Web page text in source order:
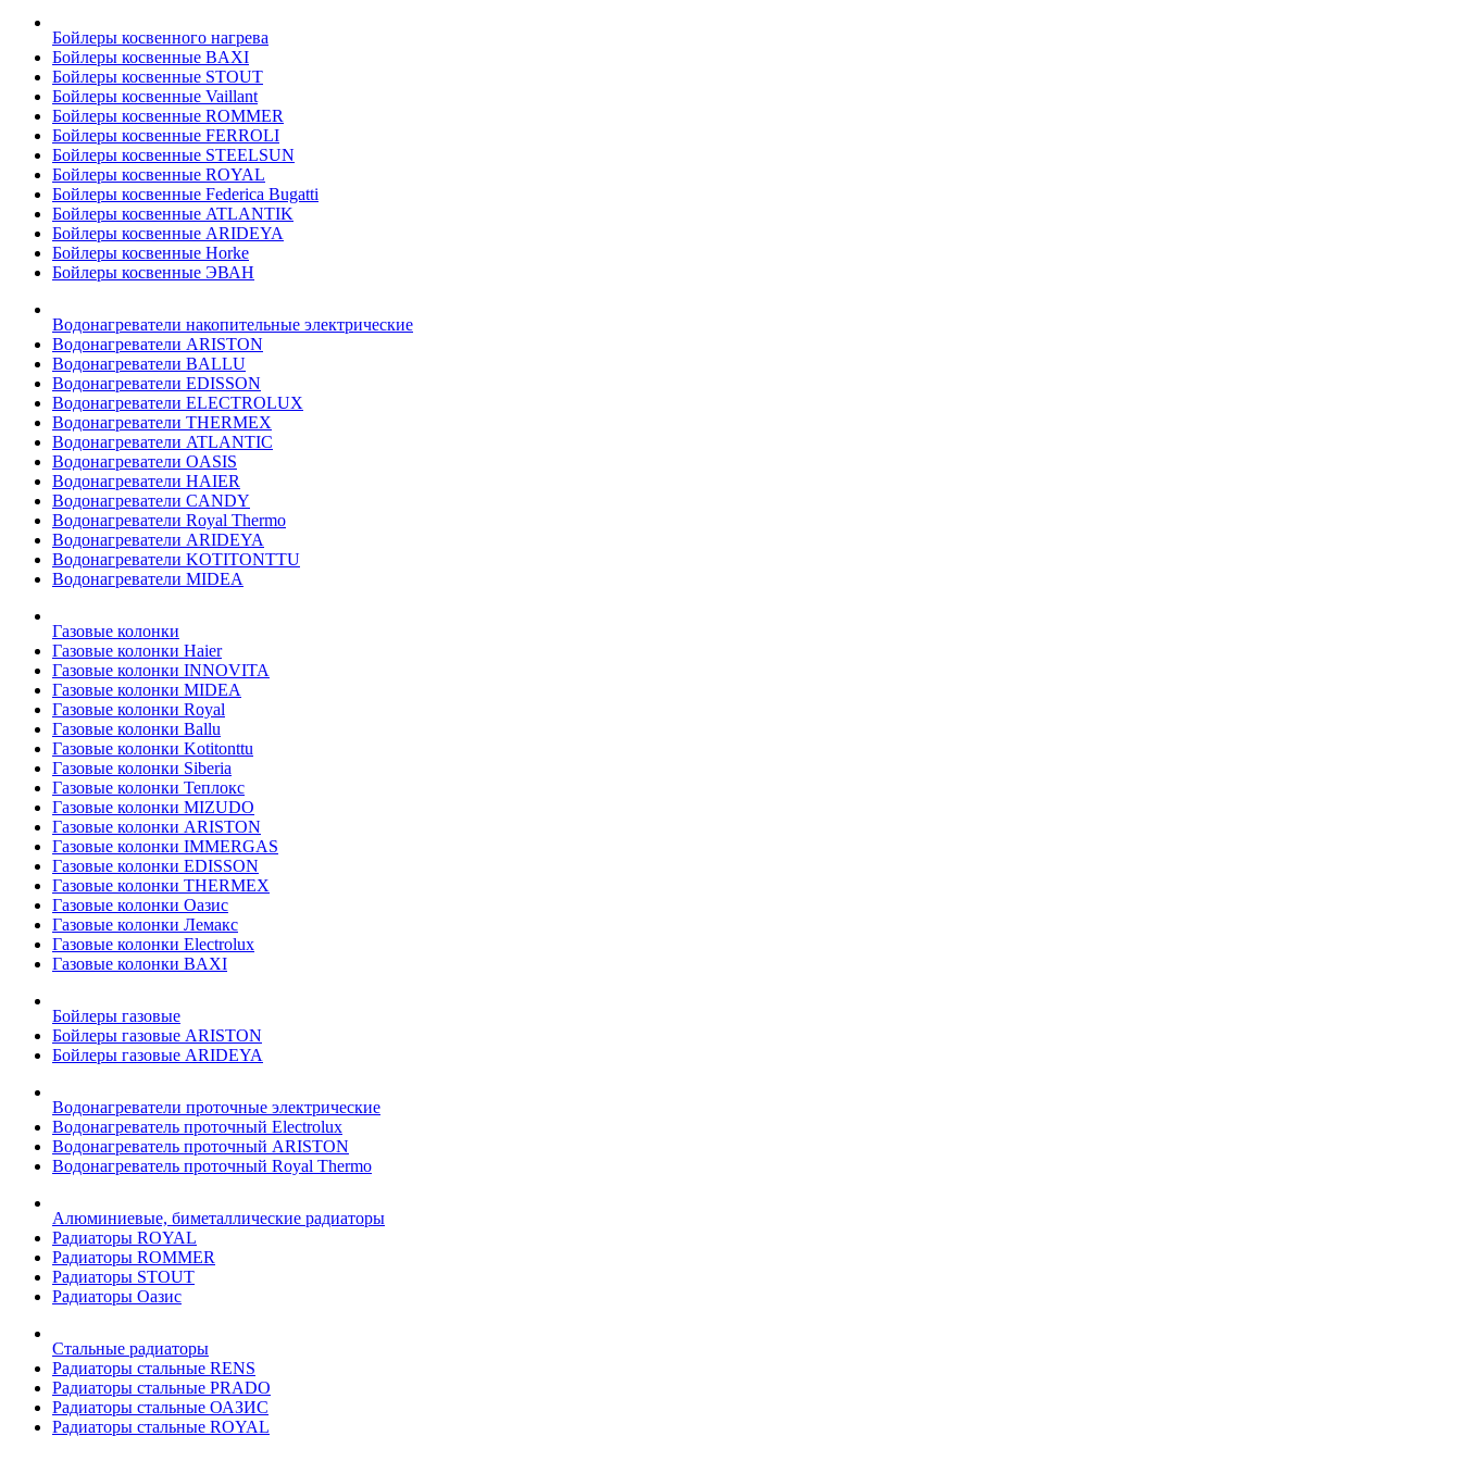
Бойлеры косвенного нагрева
Бойлеры косвенные BAXI
Бойлеры косвенные STOUT
Бойлеры косвенные Vaillant
Бойлеры косвенные ROMMER
Бойлеры косвенные FERROLI
Бойлеры косвенные STEELSUN
Бойлеры косвенные ROYAL
Бойлеры косвенные Federica Bugatti
Бойлеры косвенные ATLANTIK
Бойлеры косвенные ARIDEYA
Бойлеры косвенные Horke
Бойлеры косвенные ЭВАН
Водонагреватели накопительные электрические
Водонагреватели ARISTON
Водонагреватели BALLU
Водонагреватели EDISSON
Водонагреватели ELECTROLUX
Водонагреватели THERMEX
Водонагреватели ATLANTIC
Водонагреватели OASIS
Водонагреватели HAIER
Водонагреватели CANDY
Водонагреватели Royal Thermo
Водонагреватели ARIDEYA
Водонагреватели KOTITONTTU
Водонагреватели MIDEA
Газовые колонки
Газовые колонки Haier
Газовые колонки INNOVITA
Газовые колонки MIDEA
Газовые колонки Royal
Газовые колонки Ballu
Газовые колонки Kotitonttu
Газовые колонки Siberia
Газовые колонки Теплокс
Газовые колонки MIZUDO
Газовые колонки ARISTON
Газовые колонки IMMERGAS
Газовые колонки EDISSON
Газовые колонки THERMEX
Газовые колонки Оазис
Газовые колонки Лемакс
Газовые колонки Electrolux
Газовые колонки BAXI
Бойлеры газовые
Бойлеры газовые ARISTON
Бойлеры газовые ARIDEYA
Водонагреватели проточные электрические
Водонагреватель проточный Electrolux
Водонагреватель проточный ARISTON
Водонагреватель проточный Royal Thermo
Алюминиевые, биметаллические радиаторы
Радиаторы ROYAL
Радиаторы ROMMER
Радиаторы STOUT
Радиаторы Оазис
Стальные радиаторы
Радиаторы стальные RENS
Радиаторы стальные PRADO
Радиаторы стальные ОАЗИС
Радиаторы стальные ROYAL